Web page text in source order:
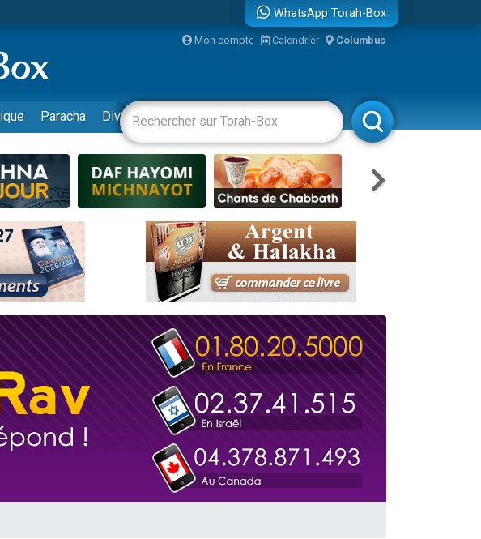
Pour les Enfants
un appartement insalubre
aux Orphelins
Yohan
WhatsApp Torah-Box
Mon compte Calendrier Columbus
Paracha Divertissements Livres Rabbanim